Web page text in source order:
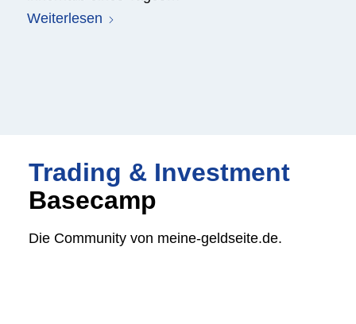
Weiterlesen
Trading & Investment
Basecamp
Die Community von meine-geldseite.de.